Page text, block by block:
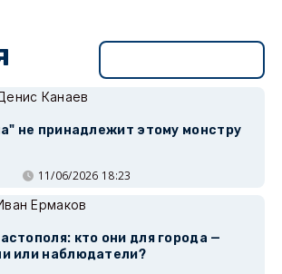
Канаев
не принадлежит этому монстру
11/06/2026 18:23
Ермаков
кто они для города —
или наблюдатели?